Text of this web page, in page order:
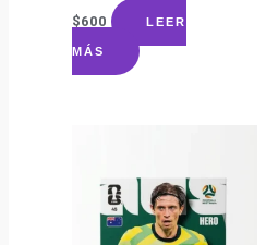
$600 LEER
MÁS